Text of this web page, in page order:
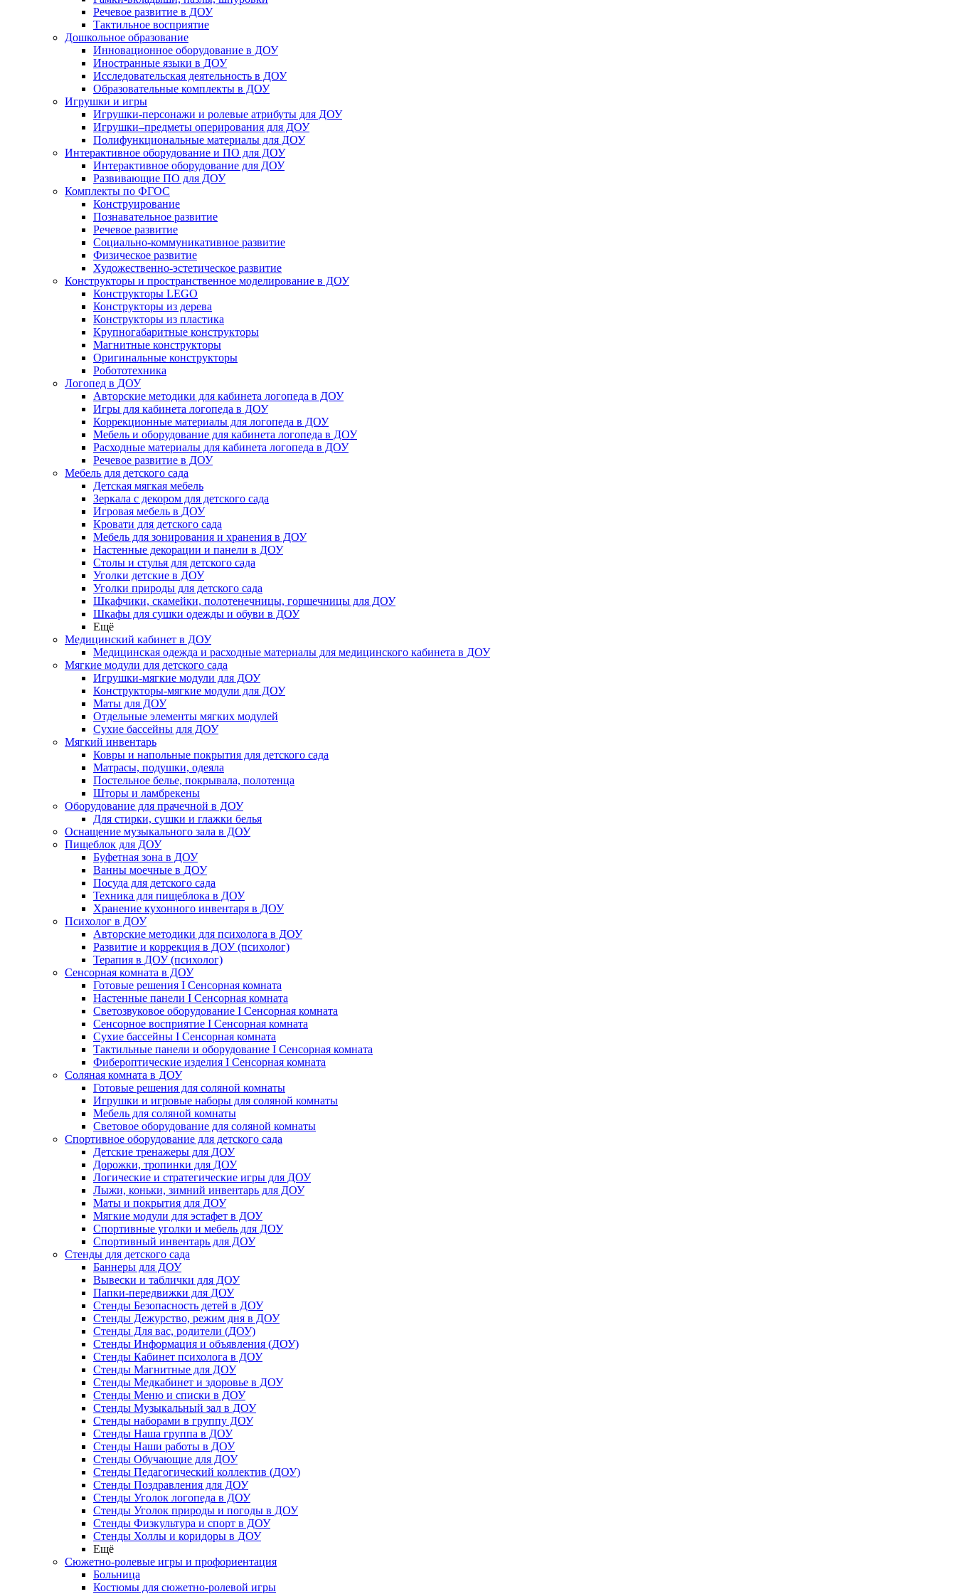
Речевое развитие в ДОУ
Тактильное восприятие
Дошкольное образование
Инновационное оборудование в ДОУ
Иностранные языки в ДОУ
Исследовательская деятельность в ДОУ
Образовательные комплекты в ДОУ
Игрушки и игры
Игрушки-персонажи и ролевые атрибуты для ДОУ
Игрушки–предметы оперирования для ДОУ
Полифункциональные материалы для ДОУ
Интерактивное оборудование и ПО для ДОУ
Интерактивное оборудование для ДОУ
Развивающие ПО для ДОУ
Комплекты по ФГОС
Конструирование
Познавательное развитие
Речевое развитие
Социально-коммуникативное развитие
Физическое развитие
Художественно-эстетическое развитие
Конструкторы и пространственное моделирование в ДОУ
Конструкторы LEGO
Конструкторы из дерева
Конструкторы из пластика
Крупногабаритные конструкторы
Магнитные конструкторы
Оригинальные конструкторы
Робототехника
Логопед в ДОУ
Авторские методики для кабинета логопеда в ДОУ
Игры для кабинета логопеда в ДОУ
Коррекционные материалы для логопеда в ДОУ
Мебель и оборудование для кабинета логопеда в ДОУ
Расходные материалы для кабинета логопеда в ДОУ
Речевое развитие в ДОУ
Мебель для детского сада
Детская мягкая мебель
Зеркала с декором для детского сада
Игровая мебель в ДОУ
Кровати для детского сада
Мебель для зонирования и хранения в ДОУ
Настенные декорации и панели в ДОУ
Столы и стулья для детского сада
Уголки детские в ДОУ
Уголки природы для детского сада
Шкафчики, скамейки, полотенечницы, горшечницы для ДОУ
Шкафы для сушки одежды и обуви в ДОУ
Ещё
Медицинский кабинет в ДОУ
Медицинская одежда и расходные материалы для медицинского кабинета в ДОУ
Мягкие модули для детского сада
Игрушки-мягкие модули для ДОУ
Конструкторы-мягкие модули для ДОУ
Маты для ДОУ
Отдельные элементы мягких модулей
Сухие бассейны для ДОУ
Мягкий инвентарь
Ковры и напольные покрытия для детского сада
Матрасы, подушки, одеяла
Постельное белье, покрывала, полотенца
Шторы и ламбрекены
Оборудование для прачечной в ДОУ
Для стирки, сушки и глажки белья
Оснащение музыкального зала в ДОУ
Пищеблок для ДОУ
Буфетная зона в ДОУ
Ванны моечные в ДОУ
Посуда для детского сада
Техника для пищеблока в ДОУ
Хранение кухонного инвентаря в ДОУ
Психолог в ДОУ
Авторские методики для психолога в ДОУ
Развитие и коррекция в ДОУ (психолог)
Терапия в ДОУ (психолог)
Сенсорная комната в ДОУ
Готовые решения I Сенсорная комната
Настенные панели I Сенсорная комната
Светозвуковое оборудование I Сенсорная комната
Сенсорное восприятие I Сенсорная комната
Сухие бассейны I Сенсорная комната
Тактильные панели и оборудование I Сенсорная комната
Фибероптические изделия I Сенсорная комната
Соляная комната в ДОУ
Готовые решения для соляной комнаты
Игрушки и игровые наборы для соляной комнаты
Мебель для соляной комнаты
Световое оборудование для соляной комнаты
Спортивное оборудование для детского сада
Детские тренажеры для ДОУ
Дорожки, тропинки для ДОУ
Логические и стратегические игры для ДОУ
Лыжи, коньки, зимний инвентарь для ДОУ
Маты и покрытия для ДОУ
Мягкие модули для эстафет в ДОУ
Спортивные уголки и мебель для ДОУ
Спортивный инвентарь для ДОУ
Стенды для детского сада
Баннеры для ДОУ
Вывески и таблички для ДОУ
Папки-передвижки для ДОУ
Стенды Безопасность детей в ДОУ
Стенды Дежурство, режим дня в ДОУ
Стенды Для вас, родители (ДОУ)
Стенды Информация и объявления (ДОУ)
Стенды Кабинет психолога в ДОУ
Стенды Магнитные для ДОУ
Стенды Медкабинет и здоровье в ДОУ
Стенды Меню и списки в ДОУ
Стенды Музыкальный зал в ДОУ
Стенды наборами в группу ДОУ
Стенды Наша группа в ДОУ
Стенды Наши работы в ДОУ
Стенды Обучающие для ДОУ
Стенды Педагогический коллектив (ДОУ)
Стенды Поздравления для ДОУ
Стенды Уголок логопеда в ДОУ
Стенды Уголок природы и погоды в ДОУ
Стенды Физкультура и спорт в ДОУ
Стенды Холлы и коридоры в ДОУ
Ещё
Сюжетно-ролевые игры и профориентация
Больница
Костюмы для сюжетно-ролевой игры